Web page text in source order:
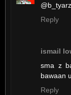
Reply
ismail
sma z
bawaan
Reply